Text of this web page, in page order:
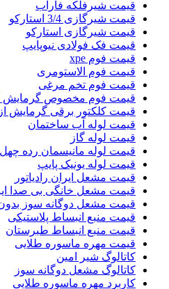
قیمت شیرفلکه فاراب
قیمت شیرگازی 3/4 استارکو
قیمت شیرگازی استارکو
قیمت فک فولادی نیوپایپ
قیمت فوم xpe
قیمت فوم الاستومری
قیمت فوم تخم مرغی
قیمت فوم مخصوص گرمایش
قیمت کلکتور برقی گرمایش
قیمت لوله آب ساختمان
قیمت لوله گاز
قیمت لوله مانیسمان رده چهل
قیمت لوله یونیک پایپ
قیمت مشعل ایران رادیاتور
قیمت مشعل خانگی بی صدا
قیمت مشعل دوگانه سوز بدون
قیمت منبع انبساط پلاستیکی
قیمت منبع انبساط طبرستان
قیمت مهره ماسوره طلایی
کاتالوگ شیر امین
کاتالوگ مشعل دوگانه سوز
کاربرد مهره ماسوره طلایی